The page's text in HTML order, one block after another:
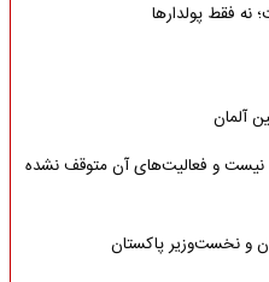
فقط پولدارها
آلمان
و فعالیت‌های آن متوقف نشده
و نخست‌وزیر پاکستان